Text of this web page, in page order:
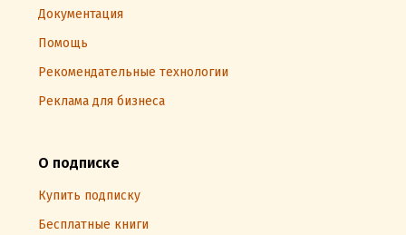
Документация
Помощь
Рекомендательные технологии
Реклама для бизнеса
О подписке
Купить подписку
Бесплатные книги